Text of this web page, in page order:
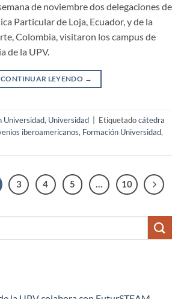
de noviembre dos delegaciones de
Particular de Loja, Ecuador, y de la
Colombia, visitaron los campus de
de la UPV.
CONTINUAR LEYENDO →
Universidad, Universidad Etiquetadocátedra
iberoamericanos, Formación Universidad,
3 4 5 … 10